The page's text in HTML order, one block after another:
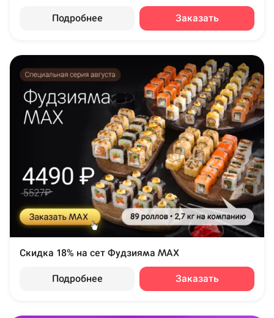
Подробнее Заказать
Скидка 18% на сет Фудзияма MAX
Подробнее Заказать